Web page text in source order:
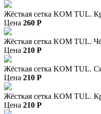
Жёсткая сетка KOM TUL.
Цена 260 P
Жёсткая сетка KOM TUL.
Цена 210 P
Жёсткая сетка KOM TUL.
Цена 210 P
Жёсткая сетка KOM TUL.
Цена 210 P